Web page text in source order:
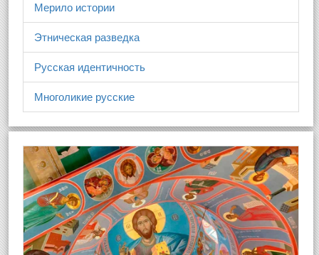
Мерило истории
Этническая разведка
Русская идентичность
Многоликие русские